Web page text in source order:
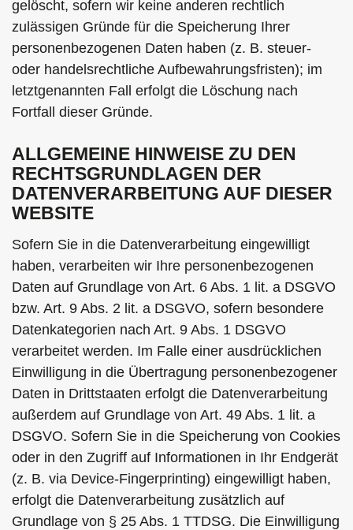
gelöscht, sofern wir keine anderen rechtlich
zulässigen Gründe für die Speicherung Ihrer
personenbezogenen Daten haben (z. B. steuer-
oder handelsrechtliche Aufbewahrungsfristen); im
letztgenannten Fall erfolgt die Löschung nach
Fortfall dieser Gründe.
ALLGEMEINE HINWEISE ZU DEN
RECHTSGRUNDLAGEN DER
DATENVERARBEITUNG AUF DIESER
WEBSITE
Sofern Sie in die Datenverarbeitung eingewilligt
haben, verarbeiten wir Ihre personenbezogenen
Daten auf Grundlage von Art. 6 Abs. 1 lit. a DSGVO
bzw. Art. 9 Abs. 2 lit. a DSGVO, sofern besondere
Datenkategorien nach Art. 9 Abs. 1 DSGVO
verarbeitet werden. Im Falle einer ausdrücklichen
Einwilligung in die Übertragung personenbezogener
Daten in Drittstaaten erfolgt die Datenverarbeitung
außerdem auf Grundlage von Art. 49 Abs. 1 lit. a
DSGVO. Sofern Sie in die Speicherung von Cookies
oder in den Zugriff auf Informationen in Ihr Endgerät
(z. B. via Device-Fingerprinting) eingewilligt haben,
erfolgt die Datenverarbeitung zusätzlich auf
Grundlage von § 25 Abs. 1 TTDSG. Die Einwilligung